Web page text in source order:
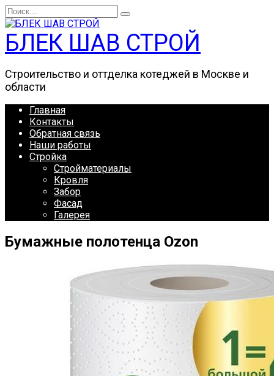
Перейти
к
содержанию
Search
for:
БЛЕК ШАВ СТРОЙ
Строительство и оттделка котеджей в Москве и
области
Главная
Контакты
Обратная связь
Наши работы
Стройка
Стройматериалы
Кровля
Забор
Фасад
Галерея
Бумажные полотенца Ozon